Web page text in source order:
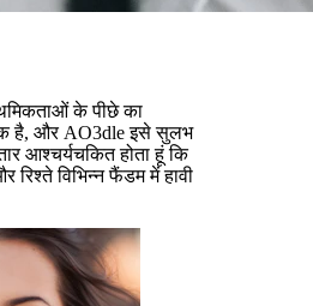
के पीछे का
है, और AO3dle इसे सुलभ
आश्चर्यचकित होता हूं कि
विभिन्न फैंडम में हावी